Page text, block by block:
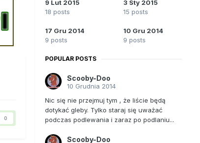
0
9 Lut 2015
18 posts
3 Sty 2015
15 posts
17 Gru 2014
9 posts
10 Gru 2014
9 posts
POPULAR POSTS
Scooby-Doo
10 Grudnia 2014
Nic się nie przejmuj tym , że liście będą
dotykać gleby. Tylko staraj się uważać
podczas podlewania i zaraz po podlaniu...
Scooby-Doo